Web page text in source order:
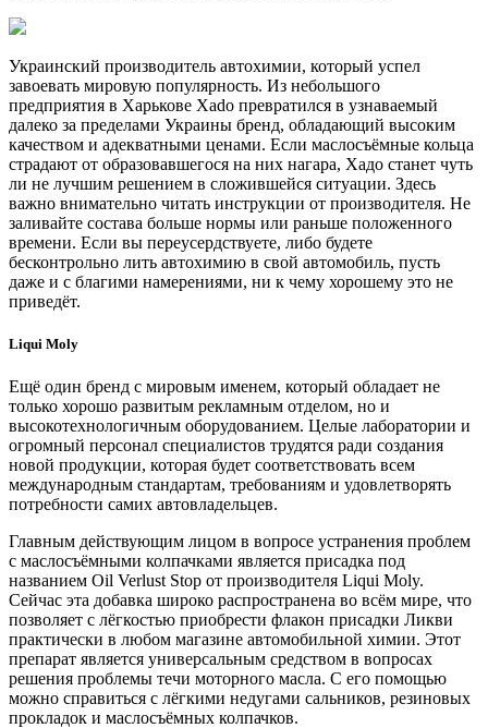
Украинский производитель автохимии, который успел
завоевать мировую популярность. Из небольшого
предприятия в Харькове Xado превратился в узнаваемый
далеко за пределами Украины бренд, обладающий высоким
качеством и адекватными ценами. Если маслосъёмные кольца
страдают от образовавшегося на них нагара, Хадо станет чуть
ли не лучшим решением в сложившейся ситуации. Здесь
важно внимательно читать инструкции от производителя. Не
заливайте состава больше нормы или раньше положенного
времени. Если вы переусердствуете, либо будете
бесконтрольно лить автохимию в свой автомобиль, пусть
даже и с благими намерениями, ни к чему хорошему это не
приведёт.
Liqui Moly
Ещё один бренд с мировым именем, который обладает не
только хорошо развитым рекламным отделом, но и
высокотехнологичным оборудованием. Целые лаборатории и
огромный персонал специалистов трудятся ради создания
новой продукции, которая будет соответствовать всем
международным стандартам, требованиям и удовлетворять
потребности самих автовладельцев.
Главным действующим лицом в вопросе устранения проблем
с маслосъёмными колпачками является присадка под
названием Oil Verlust Stop от производителя Liqui Moly.
Сейчас эта добавка широко распространена во всём мире, что
позволяет с лёгкостью приобрести флакон присадки Ликви
практически в любом магазине автомобильной химии. Этот
препарат является универсальным средством в вопросах
решения проблемы течи моторного масла. С его помощью
можно справиться с лёгкими недугами сальников, резиновых
прокладок и маслосъёмных колпачков.